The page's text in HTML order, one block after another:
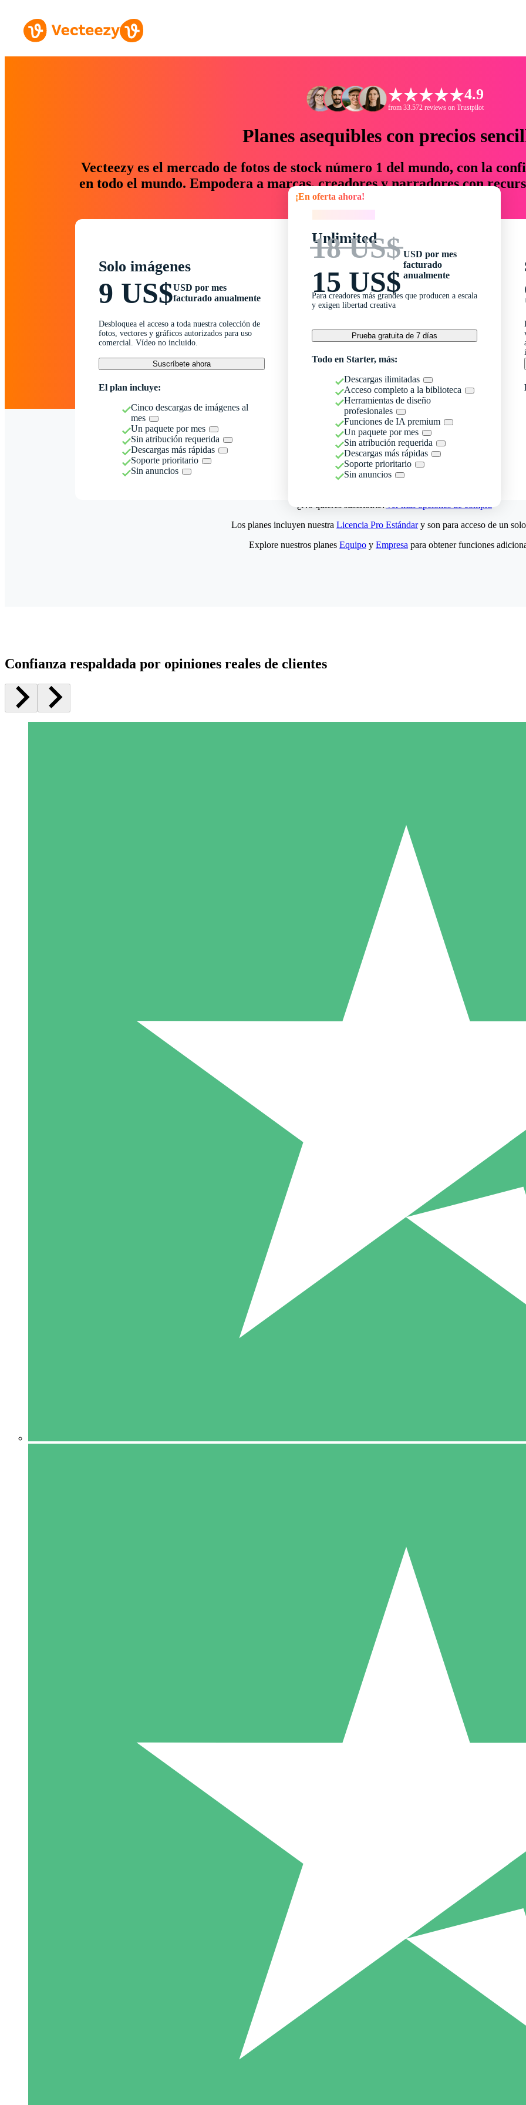
4.9
from 33.572 reviews on Trustpilot
Planes asequibles con precios
Vecteezy es el mercado de fotos de stock número 1 del mundo, con la
en todo el mundo. Empodera a marcas, creadores y narradores con
un 76 % en tiempo y presupuesto.
Solo imágenes
9 US$USD por mes
facturado anualmente
Desbloquea el acceso a toda nuestra colección de
fotos, vectores y gráficos autorizados para uso
comercial. Vídeo no incluido.
Suscríbete ahora
El plan incluye:
Cinco descargas de imágenes al
mes
Un paquete por mes
Sin atribución requerida
Descargas más rápidas
Soporte prioritario
Sin anuncios
¡En oferta ahora!
Unlimited
18 US$
15 US$
USD por mes
facturado
anualmente
Para creadores más grandes que producen a escala
y exigen libertad creativa
Prueba gratuita de 7 días
Todo en Starter, más:
Descargas ilimitadas
Acceso completo a la biblioteca
Herramientas de diseño
profesionales
Funciones de IA premium
Un paquete por mes
Sin atribución requerida
Descargas más rápidas
Soporte prioritario
Sin anuncios
¿No quieres suscribirte?Ver más opciones de compra
5 Descargas
15
Los planes incluyen nuestra Licencia Pro Estándary son para acceso de un
Explore nuestros planes Equipo y Empresa para obtener funciones
Confianza respaldada por opiniones reales de clientes